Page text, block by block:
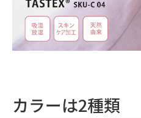
カラーは2種類